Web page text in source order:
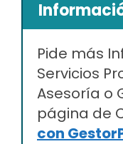
Pide más
Servicios
Asesoría o
página de
con